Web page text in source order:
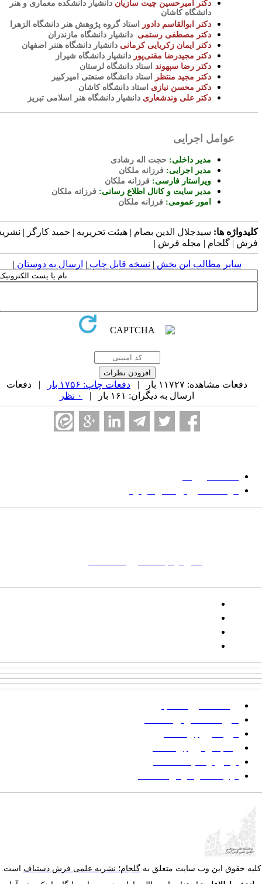
دکتر امیرحسین چیت سازیاندانشیار دانشکده معماری و هنر
دانشگاه کاشان
دکتر ابوالقاسم دادوراستاد گروه پژوهش هنر دانشگاه الزهرا
دکتر مصطفی رستمیدانشیار دانشگاه مازندران
دکتر ایمان زکریایی کرمانیدانشیار دانشگاه هننر اصفهان
دکتر مجیدرضا مقنی‌پوردانشیار دانشگاه شیراز
دکتر رضا سپهونداستاد دانشگاه لرستان
دکتر مجید منتظراستاد دانشگاه صنعتی امیرکبیر
دکتر محسن نیازیاستاد دانشگاه کاشان
دکتر علی وندشعاریدانشیار دانشگاه هنر اسلامی تبریز
عوامل اجرایی
مدیر داخلی:حجت اله رشادی
مدیر اجرایی: فرزانه ملکان
ویراستار فارسی:فرزانه ملکان
مدیر سایت و کانال اطلاع رسانی: فرزانه ملکان
امور عمومی: فرزانه ملکان
ها:سیدجلال الدین بصام | هیئت تحریریه | حمید کارگز | نشریه
| گلجام | مجله فرش |
سایر مطالب این بخش | نسخه قابل چاپ| ارسال به دوستان|
دفعات مشاهده: ۱۱۷۲۷ بار | دفعات چاپ: ۱۷۵۶ بار
| دفعات
ارسال به دیگران: ۱۶۱ بار |
دانشگاه بیرجند
مؤسسه آموزش عالی فردوس
تلفن:
شماره همراه: ۰۹۳۹۳۸۵۵۵۴۴
پیامک: ۱۰۰۰۹۵۴۶۸۹۲۳۱۵
ایمیل:
پرداخت صورتحساب
شیوه‌نامه نگارش مقالات
فرایند ارزیابی مقاله
زمانبندی ارزیابی مقاله
توضیح وضعیت مقالات
فهرست موضوعی مقاله‌ها
حقوق این وب سایت متعلق بهگلجام؛ نشریه علمی فرش دستبافاست.